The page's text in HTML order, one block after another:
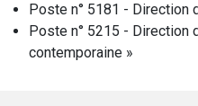
Poste n° 5181 - Direction
Poste n° 5215 - Direction
contemporaine »